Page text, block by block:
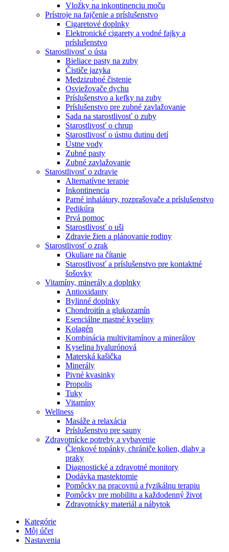
Vložky na inkontinenciu moču
Prístroje na fajčenie a príslušenstvo
Cigaretové doplnky
Elektronické cigarety a vodné fajky a
príslušenstvo
Starostlivosť o ústa
Bieliace pasty na zuby
Čističe jazyka
Medzizubné čistenie
Osviežovače dychu
Príslušenstvo a kefky na zuby
Príslušenstvo pre zubné zavlažovanie
Sada na starostlivosť o zuby
Starostlivosť o chrup
Starostlivosť o ústnu dutinu detí
Ústne vody
Zubné pasty
Zubné zavlažovanie
Starostlivosť o zdravie
Alternatívne terapie
Inkontinencia
Parné inhalátory, rozprašovače a príslušenstvo
Pedikúra
Prvá pomoc
Starostlivosť o uši
Zdravie žien a plánovanie rodiny
Starostlivosť o zrak
Okuliare na čítanie
Starostlivosť a príslušenstvo pre kontaktné
šošovky
Vitamíny, minerály a doplnky
Antioxidanty
Bylinné doplnky
Chondroitín a glukozamín
Esenciálne mastné kyseliny
Kolagén
Kombinácia multivitamínov a minerálov
Kyselina hyalurónová
Materská kašička
Minerály
Pivné kvasinky
Propolis
Tuky
Vitamíny
Wellness
Masáže a relaxácia
Príslušenstvo pre sauny
Zdravotnícke potreby a vybavenie
Členkové topánky, chrániče kolien, dlahy a
praky
Diagnostické a zdravotné monitory
Dodávka mastektomie
Pomôcky na pracovnú a fyzikálnu terapiu
Pomôcky pre mobilitu a každodenný život
Zdravotnícky materiál a nábytok
Kategórie
Môj účet
Nastavenia